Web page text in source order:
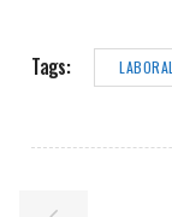
Tags: LABORAL